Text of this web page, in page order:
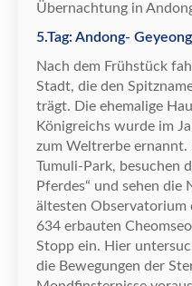
Übernachtung in
5.Tag: Andong-
Nach dem Frühstück
Stadt, die den
trägt. Die ehemalige
Königreichs wurde im
zum Weltrerbe ernannt.
Tumuli-Park, besuchen
Pferdes“ und sehen die
ä ltesten Observatorium
634 erbauten
Stopp ein. Hier
die Bewegungen der